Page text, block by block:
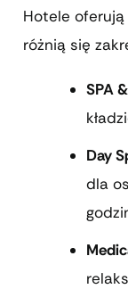
Hotele oferują
różnią się
SPA
Day
dla